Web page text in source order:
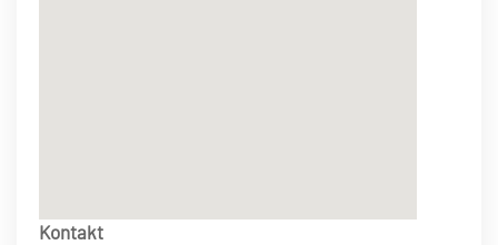
Kontakt